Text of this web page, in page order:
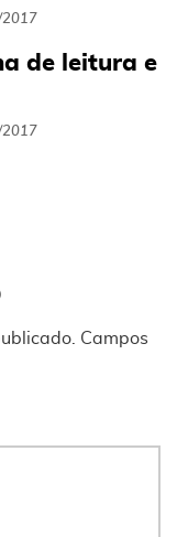
de leitura e
Campos